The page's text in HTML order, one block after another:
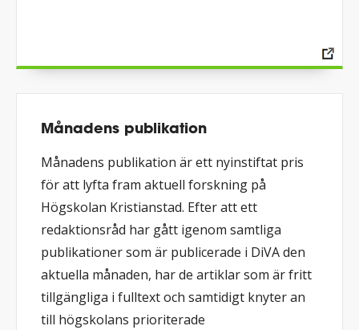
Månadens publikation
Månadens publikation är ett nyinstiftat pris
för att lyfta fram aktuell forskning på
Högskolan Kristianstad. Efter att ett
redaktionsråd har gått igenom samtliga
publikationer som är publicerade i DiVA den
aktuella månaden, har de artiklar som är fritt
tillgängliga i fulltext och samtidigt knyter an
till högskolans prioriterade